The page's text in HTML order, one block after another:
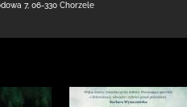
7, 06-330 Chorzele